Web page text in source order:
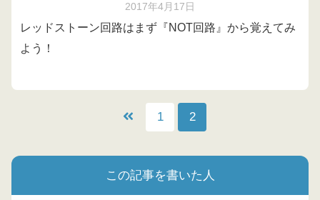
2017年4月17日
レッドストーン回路はまず『NOT回路』から覚えてみ
よう！
1 2
この記事を書いた人